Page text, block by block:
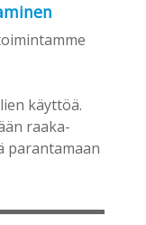
käyttöä.
raaka-
parantamaan